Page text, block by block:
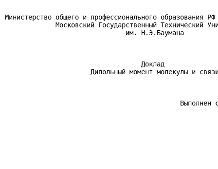
Министерство общего и профессионального образования РФ
Московский Государственный Технический
                               им. Н.Э.Баумана
                                   Доклад
Дипольный момент молекулы и
Выполнен